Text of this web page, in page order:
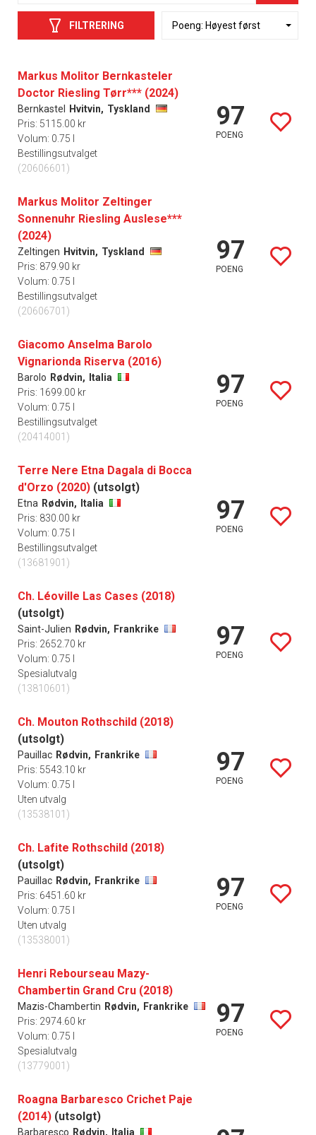
FILTRERING
Markus Molitor Bernkasteler
Doctor Riesling Tørr*** (2024)
Bernkastel Hvitvin, Tyskland
Pris: 5115.00 kr
Volum: 0.75 l
Bestillingsutvalget
(20606601)
97
POENG
Markus Molitor Zeltinger
Sonnenuhr Riesling Auslese***
(2024)
Zeltingen Hvitvin, Tyskland
Pris: 879.90 kr
Volum: 0.75 l
Bestillingsutvalget
(20606701)
97
POENG
Giacomo Anselma Barolo
Vignarionda Riserva (2016)
Barolo Rødvin,
Italia
Pris: 1699.00 kr
Volum: 0.75 l
Bestillingsutvalget
(20414001)
97
POENG
Terre Nere Etna Dagala di Bocca
d'Orzo (2020) (utsolgt)
Etna Rødvin,
Italia
Pris: 830.00 kr
Volum: 0.75 l
Bestillingsutvalget
(13681901)
97
POENG
Ch. Léoville Las Cases (2018)
(utsolgt)
Saint-Julien Rødvin, Frankrike
Pris: 2652.70 kr
Volum: 0.75 l
Spesialutvalg
(13810601)
97
POENG
Ch. Mouton Rothschild (2018)
(utsolgt)
Pauillac Rødvin, Frankrike
Pris: 5543.10 kr
Volum: 0.75 l
Uten utvalg
(13538101)
97
POENG
Ch. Lafite Rothschild (2018)
(utsolgt)
Pauillac Rødvin, Frankrike
Pris: 6451.60 kr
Volum: 0.75 l
Uten utvalg
(13538001)
97
POENG
Henri Rebourseau Mazy-
Chambertin Grand Cru (2018)
Mazis-Chambertin Rødvin, Frankrike
Pris: 2974.60 kr
Volum: 0.75 l
Spesialutvalg
(13779001)
97
POENG
Roagna Barbaresco Crichet Paje
(2014) (utsolgt)
Barbaresco Rødvin, Italia